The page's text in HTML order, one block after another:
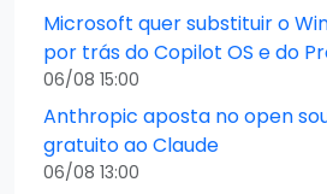
Microsoft quer substituir o
por trás do Copilot OS e do
06/08 15:00
Anthropic aposta no open
gratuito ao Claude
06/08 13:00